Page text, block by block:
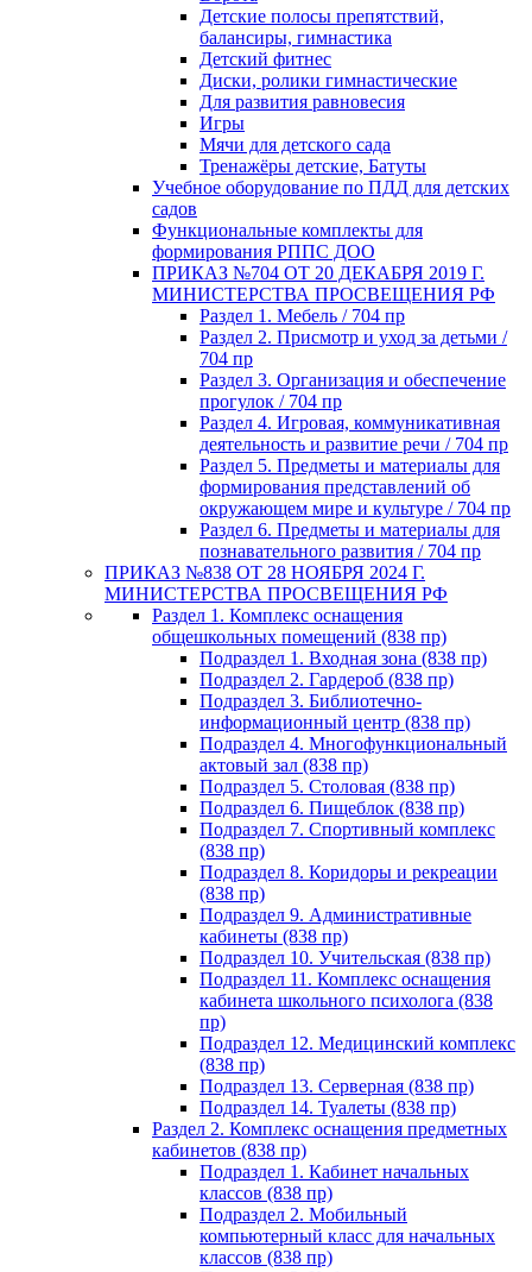
Детские полосы препятствий,
балансиры, гимнастика
Детский фитнес
Диски, ролики гимнастические
Для развития равновесия
Игры
Мячи для детского сада
Тренажёры детские, Батуты
Учебное оборудование по ПДД для детских
садов
Функциональные комплекты для
формирования РППС ДОО
ПРИКАЗ №704 ОТ 20 ДЕКАБРЯ 2019 Г.
МИНИСТЕРСТВА ПРОСВЕЩЕНИЯ РФ
Раздел 1. Мебель / 704 пр
Раздел 2. Присмотр и уход за детьми /
704 пр
Раздел 3. Организация и обеспечение
прогулок / 704 пр
Раздел 4. Игровая, коммуникативная
деятельность и развитие речи / 704 пр
Раздел 5. Предметы и материалы для
формирования представлений об
окружающем мире и культуре / 704 пр
Раздел 6. Предметы и материалы для
познавательного развития / 704 пр
ПРИКАЗ №838 ОТ 28 НОЯБРЯ 2024 Г.
МИНИСТЕРСТВА ПРОСВЕЩЕНИЯ РФ
Раздел 1. Комплекс оснащения
общешкольных помещений (838 пр)
Подраздел 1. Входная зона (838 пр)
Подраздел 2. Гардероб (838 пр)
Подраздел 3. Библиотечно-
информационный центр (838 пр)
Подраздел 4. Многофункциональный
актовый зал (838 пр)
Подраздел 5. Столовая (838 пр)
Подраздел 6. Пищеблок (838 пр)
Подраздел 7. Спортивный комплекс
(838 пр)
Подраздел 8. Коридоры и рекреации
(838 пр)
Подраздел 9. Административные
кабинеты (838 пр)
Подраздел 10. Учительская (838 пр)
Подраздел 11. Комплекс оснащения
кабинета школьного психолога (838
пр)
Подраздел 12. Медицинский комплекс
(838 пр)
Подраздел 13. Серверная (838 пр)
Подраздел 14. Туалеты (838 пр)
Раздел 2. Комплекс оснащения предметных
кабинетов (838 пр)
Подраздел 1. Кабинет начальных
классов (838 пр)
Подраздел 2. Мобильный
компьютерный класс для начальных
классов (838 пр)